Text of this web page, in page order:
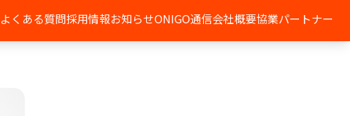
よくある質問採用情報お知らせONIGO通信会社概要協業パートナー